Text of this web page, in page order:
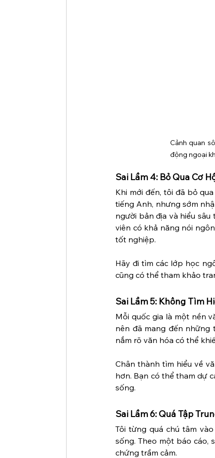
Cảnh quan
động ngoại
Sai Lầm 4: Bỏ Qua Cơ
Khi mới đến, tôi đã bỏ
tiếng Anh, nhưng sớm
người bản địa và hiểu
viên có khả năng nói
tốt nghiệp.
Hãy đi tìm các lớp học
cũng có thể tham khảo
Sai Lầm 5: Không Tìm
Mỗi quốc gia là một nền
nên đã mang đến những
nắm rõ văn hóa có thể
Chân thành tìm hiểu về
hơn. Bạn có thể tham dự
sống.
Sai Lầm 6: Quá Tập
Tôi từng quá chú tâm
sống. Theo một báo cáo,
chứng trầm cảm.